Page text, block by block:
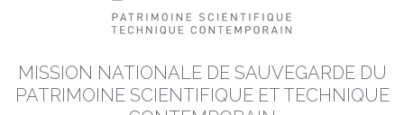
MISSION NATIONALE DE SAUVEGARDE DU
PATRIMOINE SCIENTIFIQUE ET TECHNIQUE